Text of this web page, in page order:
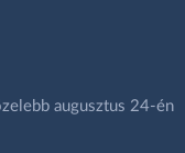
augusztus 24-én